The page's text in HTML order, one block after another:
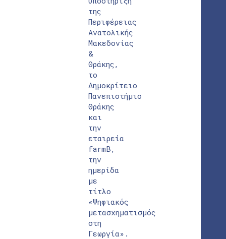
της
Περιφέρειας
Ανατολικής
Μακεδονίας
&
Θράκης,
το
Δημοκρίτειο
Πανεπιστήμιο
Θράκης
και
την
εταιρεία
farmB,
την
ημερίδα
με
τίτλο
«Ψηφιακός
μετασχηματισμός
στη
Γεωργία».